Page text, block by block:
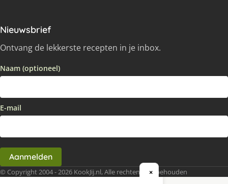
Nieuwsbrief
Ontvang de lekkerste recepten in je inbox.
Naam (optioneel)
E-mail
Aanmelden
© Copyright 2004 - 2026 KookJij.nl, Alle rechten voorbehouden
×